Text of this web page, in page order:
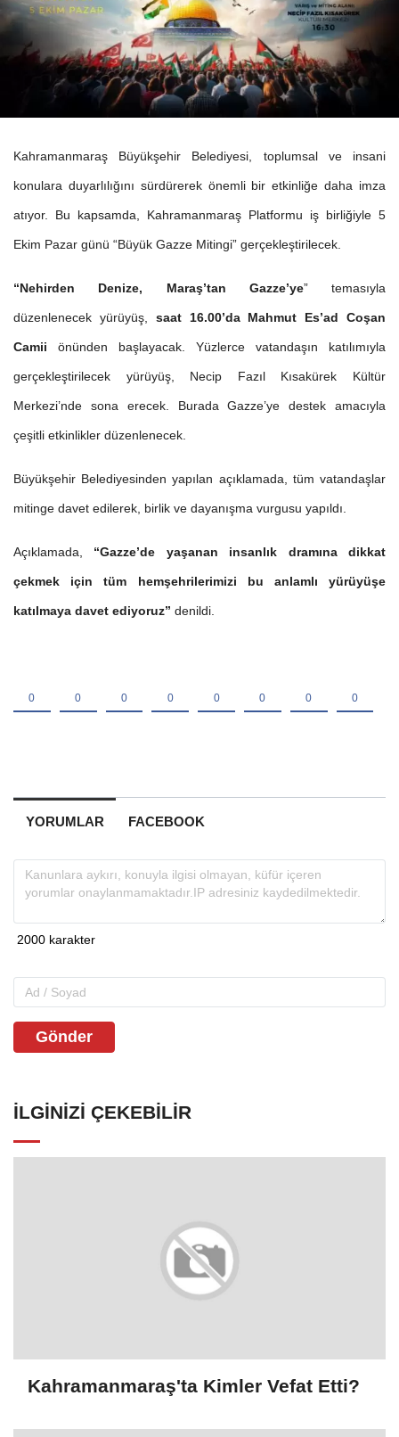
Kahramanmaraş Büyükşehir Belediyesi, toplumsal ve insani
konulara duyarlılığını sürdürerek önemli bir etkinliğe daha imza
atıyor. Bu kapsamda, Kahramanmaraş Platformu iş birliğiyle 5
Ekim Pazar günü “Büyük Gazze Mitingi” gerçekleştirilecek.
“Nehirden Denize, Maraş’tan Gazze’ye” temasıyla
düzenlenecek yürüyüş, saat 16.00’da Mahmut Es’ad Coşan
Camii önünden başlayacak. Yüzlerce vatandaşın katılımıyla
gerçekleştirilecek yürüyüş, Necip Fazıl Kısakürek Kültür
Merkezi’nde sona erecek. Burada Gazze’ye destek amacıyla
çeşitli etkinlikler düzenlenecek.
Büyükşehir Belediyesinden yapılan açıklamada, tüm vatandaşlar
mitinge davet edilerek, birlik ve dayanışma vurgusu yapıldı.
Açıklamada, “Gazze’de yaşanan insanlık dramına dikkat
çekmek için tüm hemşehrilerimizi bu anlamlı yürüyüşe
katılmaya davet ediyoruz” denildi.
YORUMLAR FACEBOOK
Gönder
İLGINIZI ÇEKEBILIR
Kahramanmaraş'ta Kimler Vefat Etti?